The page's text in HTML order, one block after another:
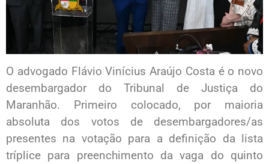
O advogado Flávio Vinícius Araújo Costa é o novo
desembargador do Tribunal de Justiça do
Maranhão. Primeiro colocado, por maioria
absoluta dos votos de desembargadores/as
presentes na votação para a definição da lista
tríplice para preenchimento da vaga do quinto